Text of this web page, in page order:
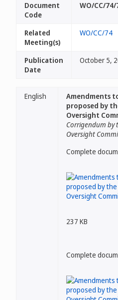
Document
Code
WO/CC/74/
Related
Meeting(s)
WO/CC/74
Publication
Date
October 5,
English
Amendments
proposed by
Oversight
Corrigendum by
Oversight
Complete
237 KB
Complete